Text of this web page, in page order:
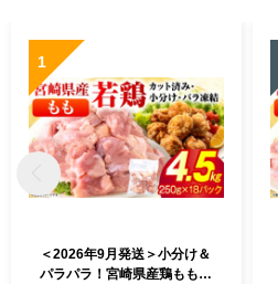
1
＜2026年9月発送＞小分け＆
パラパラ！宮崎県産鶏ももカ